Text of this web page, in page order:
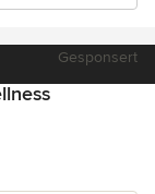
Gesponsert